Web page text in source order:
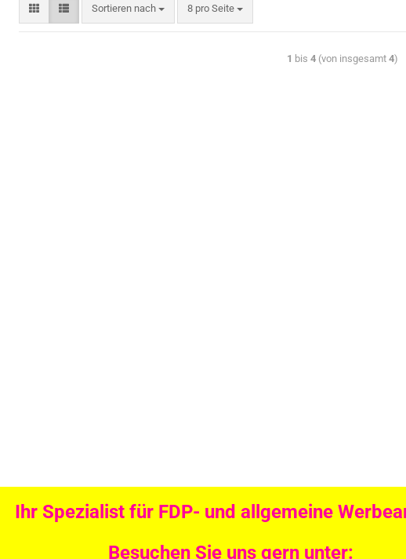
Sortieren nach 8 pro Seite
1 bis 4(von insgesamt 4)
Ihr Spezialist für FDP- und allgemeine
Besuchen Sie uns gern unter: